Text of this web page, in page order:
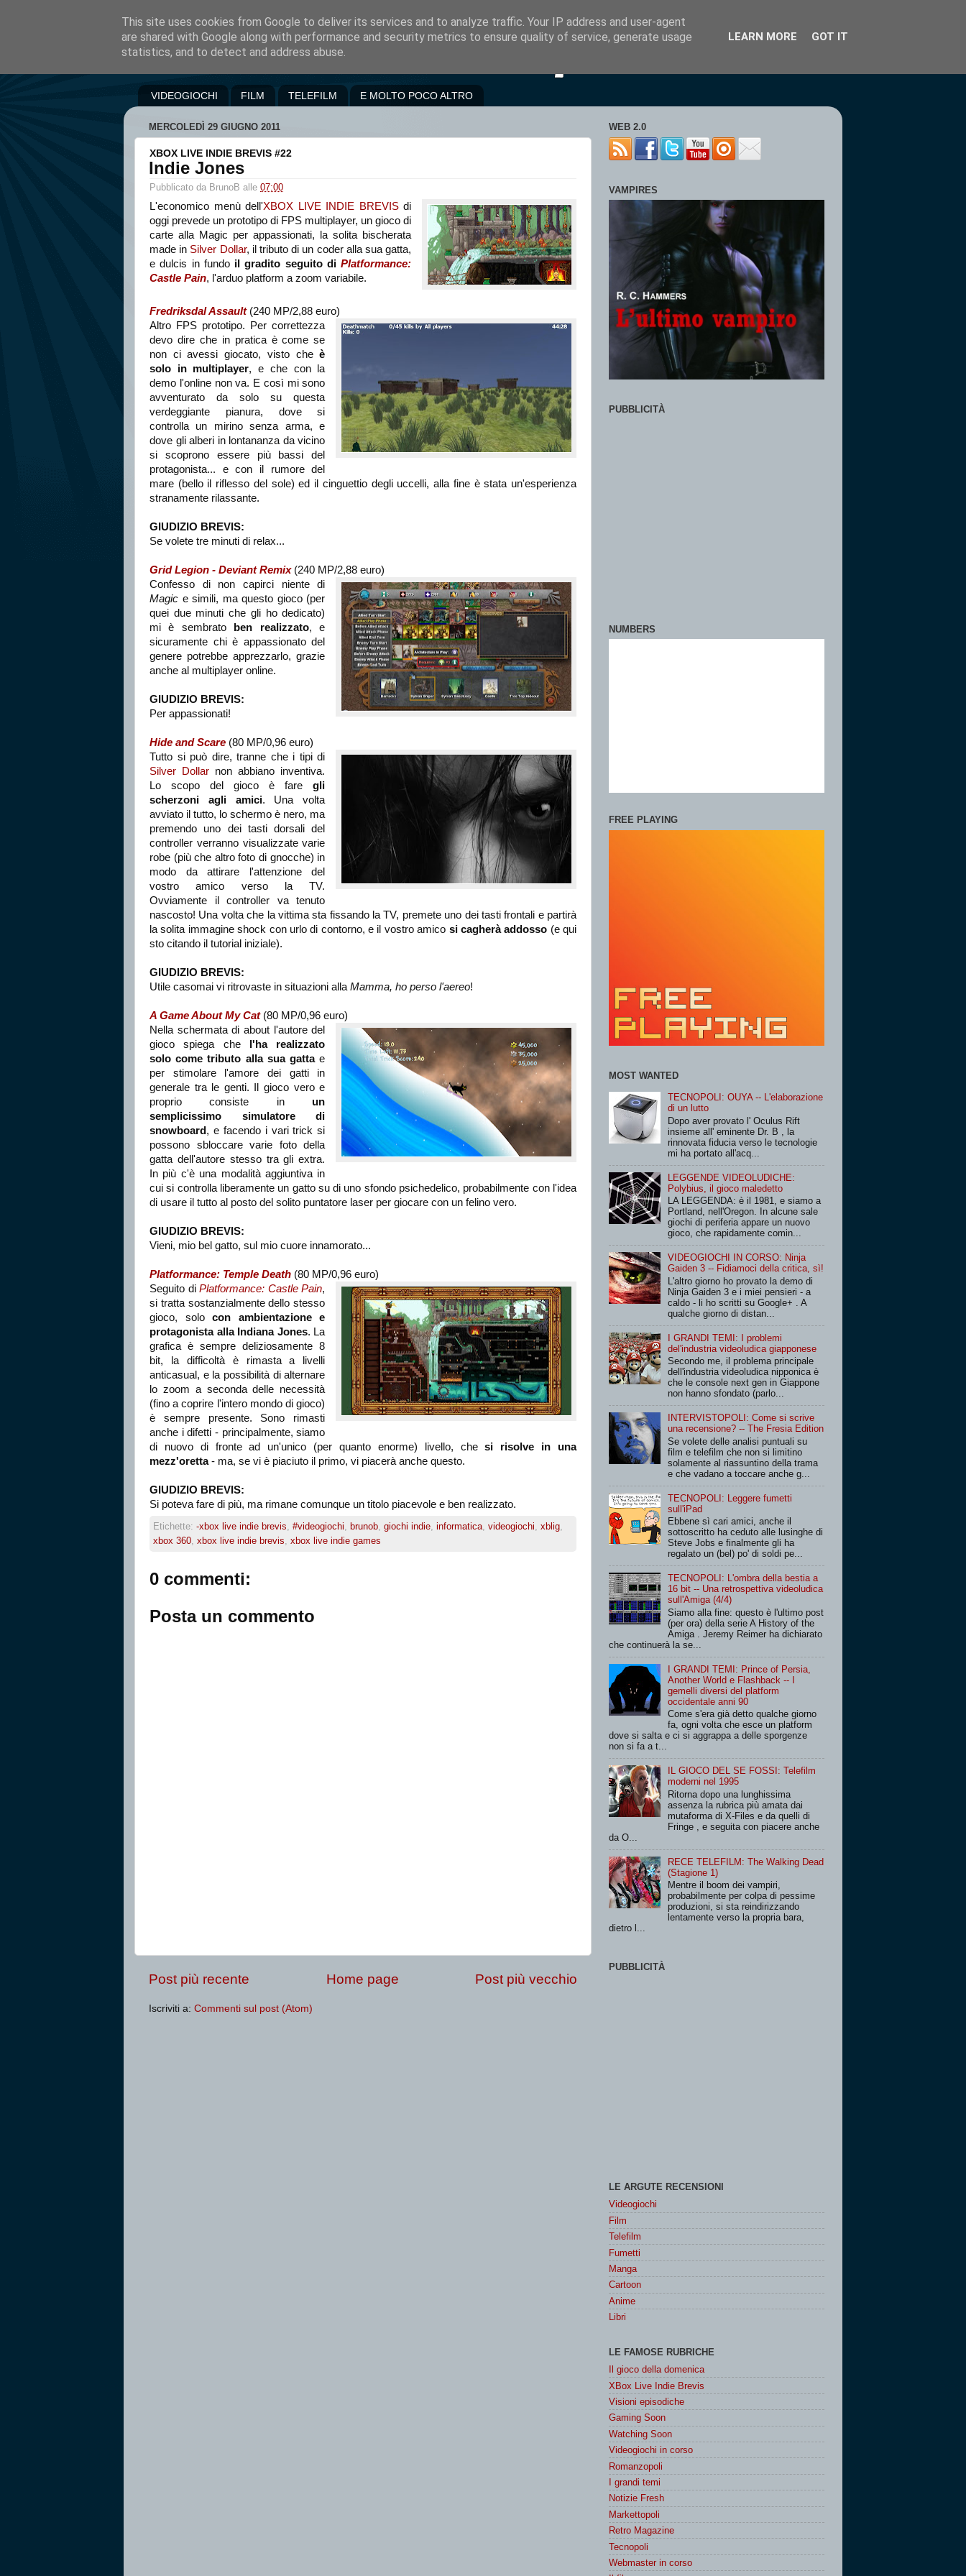
VIDEOGIOCHI FILM TELEFILM E MOLTO POCO ALTRO
MERCOLEDÌ 29 GIUGNO 2011
XBOX LIVE INDIE BREVIS #22
Indie Jones
Pubblicato da BrunoB alle 07:00
L'economico menù dell'XBOX LIVE INDIE BREVISdi
oggi prevede un prototipo di FPS multiplayer, un gioco di
carte alla Magic per appassionati, la solita bischerata
made in Silver Dollar, il tributo di un coder alla sua gatta,
e dulcis in fundo il gradito seguito diPlatformance:
Castle Pain, l'arduo platform a zoom variabile.
Fredriksdal Assault(240 MP/2,88 euro)
Altro FPS prototipo. Per correttezza
devo dire che in pratica è come se
non ci avessi giocato, visto cheè
solo in multiplayer, e che con la
demo l'online non va. E così mi sono
avventurato da solo su questa
verdeggiante pianura, dove si
controlla un mirino senza arma, e
dove gli alberi in lontananza da vicino
si scoprono essere più bassi del
protagonista... e con il rumore del
mare (bello il riflesso del sole) ed il cinguettio degli uccelli, alla fine è stata un'esperienza
stranamente rilassante.
GIUDIZIO BREVIS:
Se volete tre minuti di relax...
Grid Legion - Deviant Remix(240 MP/2,88 euro)
Confesso di non capirci niente di
Magic e simili, ma questo gioco (per
quei due minuti che gli ho dedicato)
mi è sembrato
ben realizzato, e
sicuramente chi è appassionato del
genere potrebbe apprezzarlo, grazie
anche al multiplayer online.
GIUDIZIO BREVIS:
Per appassionati!
Hide and Scare (80 MP/0,96 euro)
Tutto si può dire, tranne che i tipi di
Silver Dollar non abbiano inventiva.
Lo scopo del gioco è faregli
scherzoni agli amici. Una volta
avviato il tutto, lo schermo è nero, ma
premendo uno dei tasti dorsali del
controller verranno visualizzate varie
robe (più che altro foto di gnocche) in
modo da attirare l'attenzione del
vostro amico verso la TV.
Ovviamente il controller va tenuto
nascosto! Una volta che la vittima sta fissando la TV, premete uno dei tasti frontali e partirà
la solita immagine shock con urlo di contorno, e il vostro amico si cagherà addosso (e qui
sto citando il tutorial iniziale).
GIUDIZIO BREVIS:
Utile casomai vi ritrovaste in situazioni alla Mamma, ho perso l'aereo!
A Game About My Cat(80 MP/0,96 euro)
Nella schermata di about l'autore del
gioco spiega che
l'ha realizzato
solo come tributo alla sua gattae
per stimolare l'amore dei gatti in
generale tra le genti. Il gioco vero e
proprio consiste in un
semplicissimo simulatore di
snowboard , e facendo i vari trick si
possono sbloccare varie foto della
gatta dell'autore stesso tra gli extra.
In più c'è una modalità aggiuntiva in
cui si controlla liberamente un gatto su di uno sfondo psichedelico, probabilmente con l'idea
di usare il tutto al posto del solito puntatore laser per giocare con un felino vero.
GIUDIZIO BREVIS:
Vieni, mio bel gatto, sul mio cuore innamorato...
Platformance: Temple Death (80 MP/0,96 euro)
Seguito diPlatformance: Castle Pain,
si tratta sostanzialmente dello stesso
gioco, solocon ambientazione e
protagonista alla Indiana Jones. La
grafica è sempre deliziosamente 8
bit, la difficoltà è rimasta a livelli
anticasual, e la possibilità di alternare
lo zoom a seconda delle necessità
(fino a coprire l'intero mondo di gioco)
è sempre presente. Sono rimasti
anche i difetti - principalmente, siamo
di nuovo di fronte ad un'unico (per quanto enorme) livello, chesi risolve in una
mezz'oretta- ma, se vi è piaciuto il primo, vi piacerà anche questo.
GIUDIZIO BREVIS:
Si poteva fare di più, ma rimane comunque un titolo piacevole e ben realizzato.
Etichette: -xbox live indie brevis, #videogiochi, brunob, giochi indie, informatica, videogiochi, xblig,
xbox 360, xbox live indie brevis, xbox live indie games
0 commenti:
Posta un commento
Post più recente Post più vecchio
Home page
Iscriviti a: Commenti sul post (Atom)
WEB 2.0
VAMPIRES
PUBBLICITÀ
NUMBERS
FREE PLAYING
MOST WANTED
TECNOPOLI: OUYA -- L'elaborazione
di un lutto
Dopo aver provato l' Oculus Rift
insieme all' eminente Dr. B , la
rinnovata fiducia verso le tecnologie
mi ha portato all'acq...
LEGGENDE VIDEOLUDICHE:
Polybius, il gioco maledetto
LA LEGGENDA: è il 1981, e siamo a
Portland, nell'Oregon. In alcune sale
giochi di periferia appare un nuovo
gioco, che rapidamente comin...
VIDEOGIOCHI IN CORSO: Ninja
Gaiden 3 -- Fidiamoci della critica, sì!
L'altro giorno ho provato la demo di
Ninja Gaiden 3 e i miei pensieri - a
caldo - li ho scritti su Google+ . A
qualche giorno di distan...
I GRANDI TEMI: I problemi
del'industria videoludica giapponese
Secondo me, il problema principale
dell'industria videoludica nipponica è
che le console next gen in Giappone
non hanno sfondato (parlo...
INTERVISTOPOLI: Come si scrive
una recensione? -- The Fresia Edition
Se volete delle analisi puntuali su
film e telefilm che non si limitino
solamente al riassuntino della trama
e che vadano a toccare anche g...
TECNOPOLI: Leggere fumetti
sull'iPad
Ebbene sì cari amici, anche il
sottoscritto ha ceduto alle lusinghe di
Steve Jobs e finalmente gli ha
regalato un (bel) po' di soldi pe...
TECNOPOLI: L'ombra della bestia a
16 bit -- Una retrospettiva videoludica
sull'Amiga (4/4)
Siamo alla fine: questo è l'ultimo post
(per ora) della serie A History of the
Amiga . Jeremy Reimer ha dichiarato
che continuerà la se...
I GRANDI TEMI: Prince of Persia,
Another World e Flashback -- I
gemelli diversi del platform
occidentale anni 90
Come s'era già detto qualche giorno
fa, ogni volta che esce un platform
dove si salta e ci si aggrappa a delle sporgenze
non si fa a t...
IL GIOCO DEL SE FOSSI: Telefilm
moderni nel 1995
Ritorna dopo una lunghissima
assenza la rubrica più amata dai
mutaforma di X-Files e da quelli di
Fringe , e seguita con piacere anche
da O...
RECE TELEFILM: The Walking Dead
(Stagione 1)
Mentre il boom dei vampiri,
probabilmente per colpa di pessime
produzioni, si sta reindirizzando
lentamente verso la propria bara,
dietro l...
PUBBLICITÀ
LE ARGUTE RECENSIONI
Videogiochi
Film
Telefilm
Fumetti
Manga
Cartoon
Anime
Libri
LE FAMOSE RUBRICHE
Il gioco della domenica
XBox Live Indie Brevis
Visioni episodiche
Gaming Soon
Watching Soon
Videogiochi in corso
Romanzopoli
I grandi temi
Notizie Fresh
Markettopoli
Retro Magazine
Tecnopoli
Webmaster in corso
This site uses cookies from Google to deliver its services and to analyze traffic. Your IP address and user-agent
are shared with Google along with performance and security metrics to ensure quality of service, generate usage
statistics, and to detect and address abuse.
LEARN MORE GOT IT